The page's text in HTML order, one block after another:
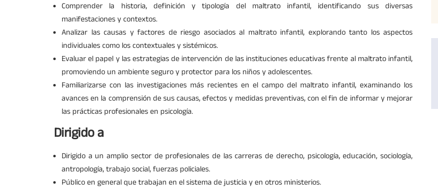
Comprender la historia, definición y tipología del maltrato infantil, identificando sus diversas
manifestaciones y contextos.
Analizar las causas y factores de riesgo asociados al maltrato infantil, explorando tanto los aspectos
individuales como los contextuales y sistémicos.
Evaluar el papel y las estrategias de intervención de las instituciones educativas frente al maltrato infantil,
promoviendo un ambiente seguro y protector para los niños y adolescentes.
Familiarizarse con las investigaciones más recientes en el campo del maltrato infantil, examinando los
avances en la comprensión de sus causas, efectos y medidas preventivas, con el fin de informar y mejorar
las prácticas profesionales en psicología.
Dirigido a
Dirigido a un amplio sector de profesionales de las carreras de derecho, psicología, educación, sociología,
antropología, trabajo social, fuerzas policiales.
Público en general que trabajan en el sistema de justicia y en otros ministerios.